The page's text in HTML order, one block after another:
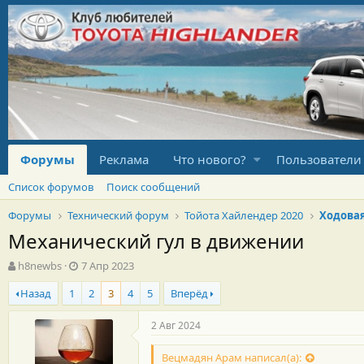
Форумы Реклама Что нового? Пользователи
Список форумов
Поиск сообщений
Форумы
Технический форум Тойота Хайлендер 2020
Механический гул в движении
А
в
т
о
h8newbs
Д
а
а
н
а
ч
7 Апр 2023
Назад
1 2 3 4 5 Вперёд
2 Авг 2024
Вецмадян Арам написал(а):